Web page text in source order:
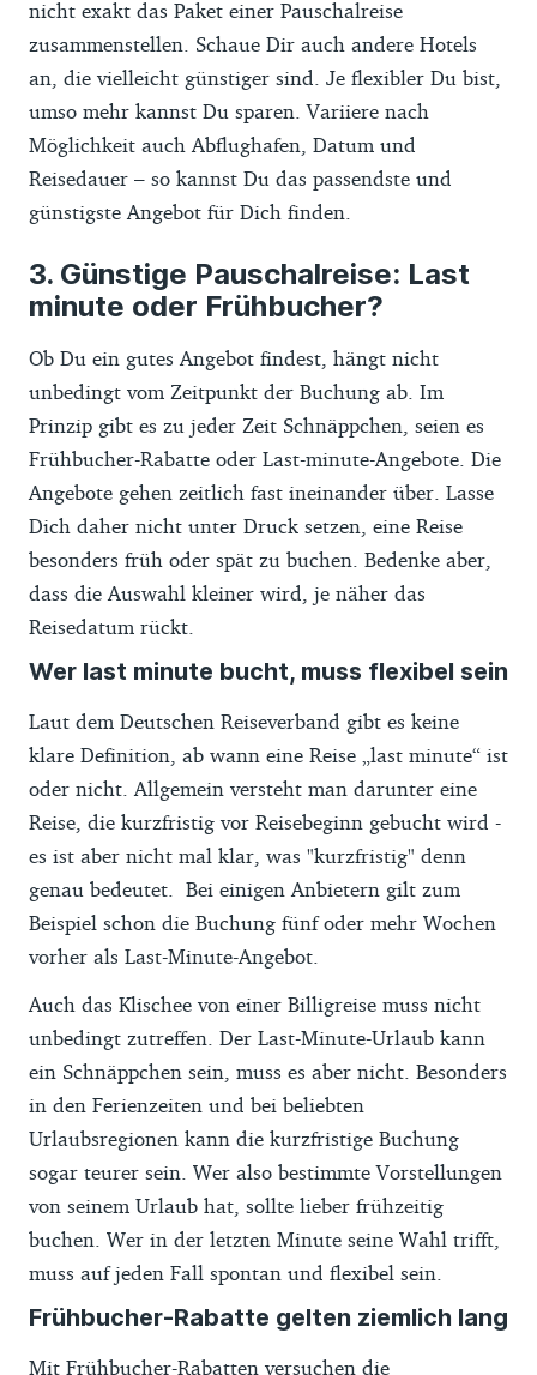
nicht exakt das Paket einer Pauschalreise
zusammenstellen. Schaue Dir auch andere Hotels
an, die vielleicht günstiger sind. Je flexibler Du bist,
umso mehr kannst Du sparen. Variiere nach
Möglichkeit auch Abflughafen, Datum und
Reisedauer – so kannst Du das passendste und
günstigste Angebot für Dich finden.
Günstige Pauschalreise: Last
minute oder Frühbucher?
Ob Du ein gutes Angebot findest, hängt nicht
unbedingt vom Zeitpunkt der Buchung ab. Im
Prinzip gibt es zu jeder Zeit Schnäppchen, seien es
Frühbucher-Rabatte oder Last-minute-Angebote. Die
Angebote gehen zeitlich fast ineinander über. Lasse
Dich daher nicht unter Druck setzen, eine Reise
besonders früh oder spät zu buchen. Bedenke aber,
dass die Auswahl kleiner wird, je näher das
Reisedatum rückt.
Wer last minute bucht, muss flexibel sein
Laut dem Deutschen Reiseverband gibt es keine
klare Definition, ab wann eine Reise „last minute“ ist
oder nicht. Allgemein versteht man darunter eine
Reise, die kurzfristig vor Reisebeginn gebucht wird -
es ist aber nicht mal klar, was "kurzfristig" denn
genau bedeutet. Bei einigen Anbietern gilt zum
Beispiel schon die Buchung fünf oder mehr Wochen
vorher als Last-Minute-Angebot.
Auch das Klischee von einer Billigreise muss nicht
unbedingt zutreffen. Der Last-Minute-Urlaub kann
ein Schnäppchen sein, muss es aber nicht. Besonders
in den Ferienzeiten und bei beliebten
Urlaubsregionen kann die kurzfristige Buchung
sogar teurer sein. Wer also bestimmte Vorstellungen
von seinem Urlaub hat, sollte lieber frühzeitig
buchen. Wer in der letzten Minute seine Wahl trifft,
muss auf jeden Fall spontan und flexibel sein.
Frühbucher-Rabatte gelten ziemlich lang
Mit Frühbucher-Rabatten versuchen die